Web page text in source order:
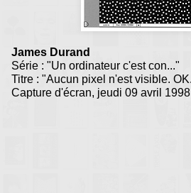
James Durand
Série : "Un ordinateur c'est con..."
Titre : "Aucun pixel n'est visible.
Capture d'écran, jeudi 09 avril